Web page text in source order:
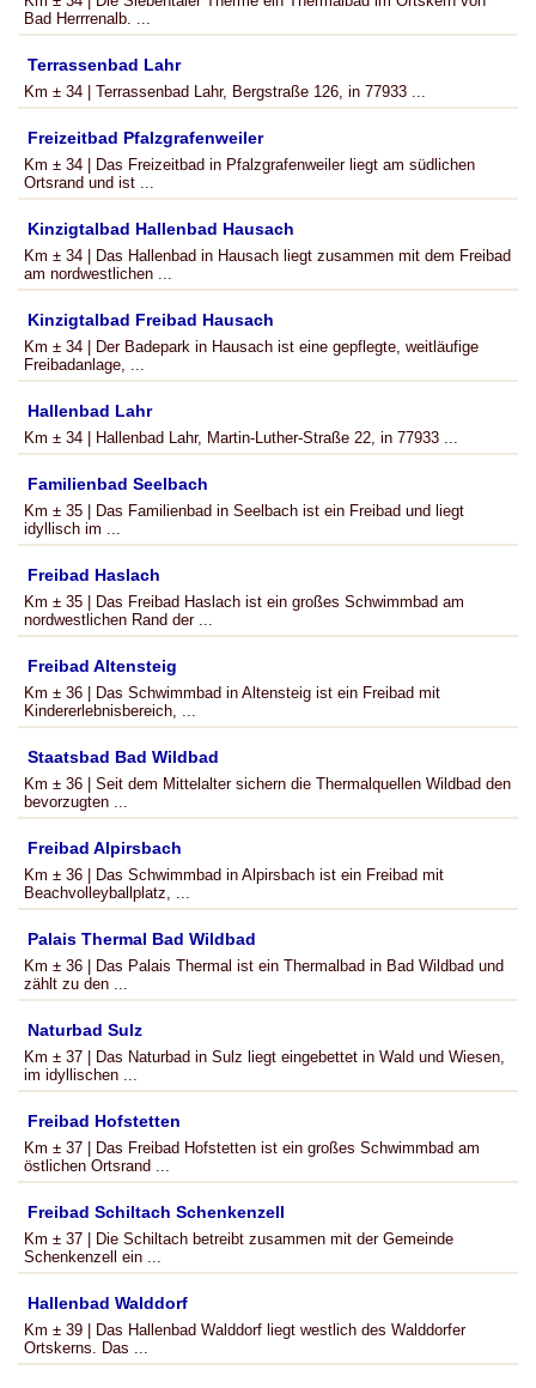
Bad Herrrenalb. ...
Terrassenbad Lahr
Km ± 34 | Terrassenbad Lahr, Bergstraße 126, in 77933 ...
Freizeitbad Pfalzgrafenweiler
Km ± 34 | Das Freizeitbad in Pfalzgrafenweiler liegt am südlichen
Ortsrand und ist ...
Kinzigtalbad Hallenbad Hausach
Km ± 34 | Das Hallenbad in Hausach liegt zusammen mit dem Freibad
am nordwestlichen ...
Kinzigtalbad Freibad Hausach
Km ± 34 | Der Badepark in Hausach ist eine gepflegte, weitläufige
Freibadanlage, ...
Hallenbad Lahr
Km ± 34 | Hallenbad Lahr, Martin-Luther-Straße 22, in 77933 ...
Familienbad Seelbach
Km ± 35 | Das Familienbad in Seelbach ist ein Freibad und liegt
idyllisch im ...
Freibad Haslach
Km ± 35 | Das Freibad Haslach ist ein großes Schwimmbad am
nordwestlichen Rand der ...
Freibad Altensteig
Km ± 36 | Das Schwimmbad in Altensteig ist ein Freibad mit
Kindererlebnisbereich, ...
Staatsbad Bad Wildbad
Km ± 36 | Seit dem Mittelalter sichern die Thermalquellen Wildbad den
bevorzugten ...
Freibad Alpirsbach
Km ± 36 | Das Schwimmbad in Alpirsbach ist ein Freibad mit
Beachvolleyballplatz, ...
Palais Thermal Bad Wildbad
Km ± 36 | Das Palais Thermal ist ein Thermalbad in Bad Wildbad und
zählt zu den ...
Naturbad Sulz
Km ± 37 | Das Naturbad in Sulz liegt eingebettet in Wald und Wiesen,
im idyllischen ...
Freibad Hofstetten
Km ± 37 | Das Freibad Hofstetten ist ein großes Schwimmbad am
östlichen Ortsrand ...
Freibad Schiltach Schenkenzell
Km ± 37 | Die Schiltach betreibt zusammen mit der Gemeinde
Schenkenzell ein ...
Hallenbad Walddorf
Km ± 39 | Das Hallenbad Walddorf liegt westlich des Walddorfer
Ortskerns. Das ...